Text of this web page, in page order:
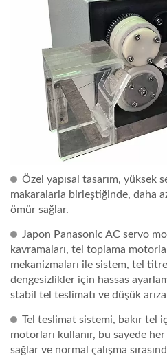
Özel yapısal tasarım, yüksek
makaralarla birleştiğinde, daha
ömür sağlar.
Japon Panasonic AC servo
kavramaları, tel toplama
mekanizmaları ile sistem, tel
dengesizlikler için hassas
stabil tel teslimatı ve düşük
Tel teslimat sistemi, bakır tel
motorları kullanır, bu sayede
sağlar ve normal çalışma